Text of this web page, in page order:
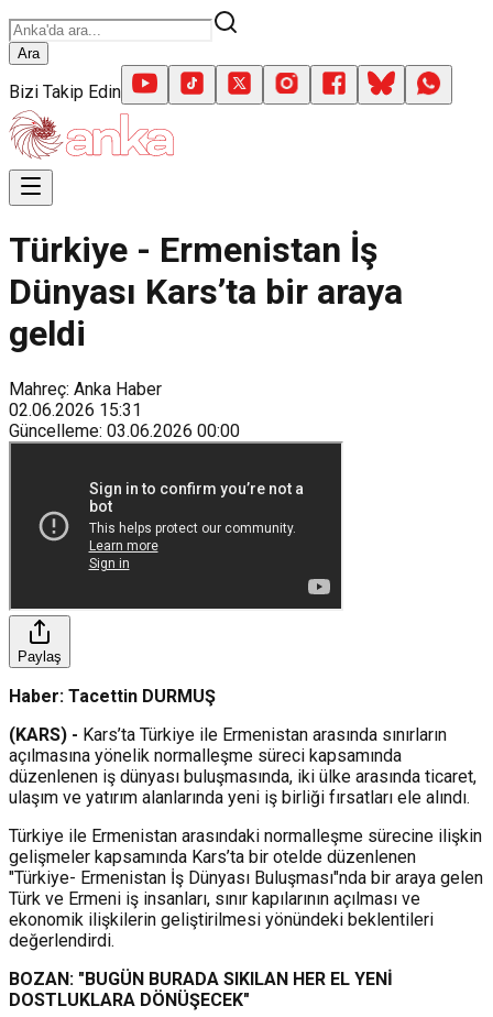
Ara
Bizi Takip Edin
Türkiye - Ermenistan İş
Dünyası Kars’ta bir araya
geldi
Mahreç: Anka Haber
02.06.2026 15:31
Güncelleme: 03.06.2026 00:00
Paylaş
Haber: Tacettin DURMUŞ
(KARS) - Kars’ta Türkiye ile Ermenistan arasında sınırların
açılmasına yönelik normalleşme süreci kapsamında
düzenlenen iş dünyası buluşmasında, iki ülke arasında ticaret,
ulaşım ve yatırım alanlarında yeni iş birliği fırsatları ele alındı.
Türkiye ile Ermenistan arasındaki normalleşme sürecine ilişkin
gelişmeler kapsamında Kars’ta bir otelde düzenlenen
"Türkiye- Ermenistan İş Dünyası Buluşması"nda bir araya gelen
Türk ve Ermeni iş insanları, sınır kapılarının açılması ve
ekonomik ilişkilerin geliştirilmesi yönündeki beklentileri
değerlendirdi.
BOZAN: "BUGÜN BURADA SIKILAN HER EL YENİ
DOSTLUKLARA DÖNÜŞECEK"